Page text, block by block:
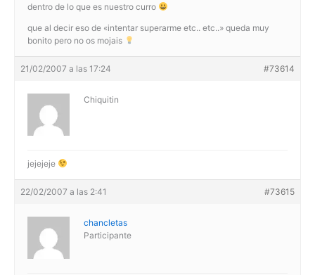
dentro de lo que es nuestro curro
que al decir eso de «intentar superarme etc.. etc..» queda muy
bonito pero no os mojais
21/02/2007 a las 17:24 #73614
Chiquitin
jejejeje
22/02/2007 a las 2:41 #73615
chancletas
Participante